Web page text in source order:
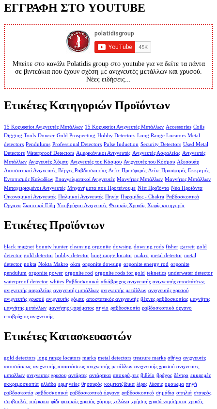
ΕΓΓΡΑΦΗ ΣΤΟ YOUTUBE
Μπείτε στο κανάλι Polatidis group στο youtube για να δείτε τα πάντα
σε βιντεάκια που έχουν σχέση με ανιχνευτές μετάλλων και χρυσού.
Νέες ειδήσεις...
Ετικέτες Κατηγοριών Προϊόντων
15 Κορυφαίοι Ανιχνευτές Μετάλλων 15 Κορυφαίοι Ανιχνευτές Μετάλλων Accessories Coils
Digging Tools Dowser Gold Prospecting Hobby Detectors Long Range Locators Metal
detectors Pendulums Professional Detectors Pulse Induction Security Detectors Used Metal
Detectors Waterproof Detectors Αμερικάνικοι Ανιχνευτές Ανιχνευτές Ασφαλείας Ανιχνευτές
Μετάλλων Ανιχνευτές Χόμπυ Ανιχνευτές του Κόσμου Ανιχνευτές του Κόσμου Αξεσουάρ
Αποστατικοί Ανιχνευτές Βέργες Ραβδοσκοπίας Δείτε Προσφορές Δείτε Προσφορές Εκκρεμές
Εντοπισμός Καλωδίων Επαγγελματικοί Ανιχνευτές Μαγνήτες Μετάλλων Μαγνήτες Μετάλλων
Μεταχειρισμένοι Ανιχνευτές Μηχανήματα που Προτείνουμε Νέα Προϊόντα Νέα Προϊόντα
Οικονομικοί Ανιχνευτές Παλμικοί Ανιχνευτές Πηνία Πυραμίδες - Chakra Ραβδοσκοπικά
Όργανα Σκαπτικά Είδη Υποβρύχιοι Ανιχνευτές Φυσικός Χρυσός Χωρίς κατηγορία
Ετικέτες Προϊόντων
black magnet bounty hunter cleansing orgonite dowsing dowsing rods fisher garrett gold
detector gold detector hobby detector long range locator makro metal detector metal
detector nokta Nokta Makro okm orgonite dowsing orgonite energy rod orgonite
pendulum orgonite power orgonite rod orgonite rods for gold teknetics underwater detector
waterproof detector whites Ραβδοσκοπικά αδιάβροχος ανιχνευτής ανιχνευτής αποστάσεως
ανιχνευτής ασφαλείας ανιχνευτής μετάλλων ανιχνευτής μετάλλων ανιχνευτής χρυσού
ανιχνευτής χρυσού ανιχνευτής χόμπυ αποστατικός ανιχνευτής βέργες ραβδοσκοπίας μαγνήτης
μαγνήτης μετάλλων μαγνήτης ψαρέματος πηνίο ραβδοσκοπία ραβδοσκοπικό όργανο
υποβρύχιος ανιχνευτής
Ετικέτες Κατασκευαστών
gold detectors long range locators marks metal detectors treasure marks αθήνα ανιχνευτές
αποστάσεως ανιχνευτής αποστάσεως ανιχνευτής μετάλλων ανιχνευτής χρυσού ανιχνευτες
μεταλλων ανιχνευτες χρυσου αντάρτες αντάρτικα αποκρύψεις βιβλίο βράχος δέντρο εκκρεμές
εκκρεμοσκοπία ελλάδα ερμηνείες θησαυρός κομιτατζίδικα λίρες λύσεις ομοιωμα πηγή
ραβδοσκοπία ραβδοσκοπικά ραβδοσκοπικά όργανα ραβδοσκοπικό σημάδια σπηλιά σταυρός
συμβουλές τούρκικα φίδι φυσικός χρυσός χάρτης χελώνα χρήσης χρυσά νομίσματα χρυσές